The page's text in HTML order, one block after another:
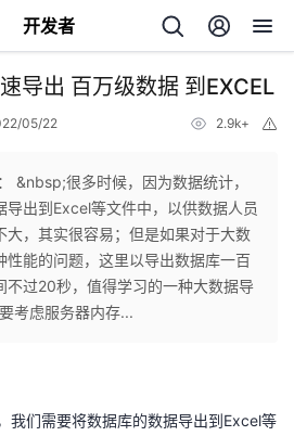
开发者
导出 百万级数据 到EXCEL
05/22 2.9k+
&nbsp;很多时候，因为数据统计，
导出到Excel等文件中，以供数据人员
大，其实很容易；但是如果对于大数
性能的问题，这里以导出数据库一百
不过20秒，值得学习的一种大数据导
考虑服务器内存...
我们需要将数据库的数据导出到Excel等